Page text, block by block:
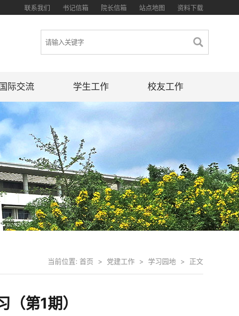
资料下载
站点地图
院长信箱
书记信箱
联系我们
国际交流 学生工作 校友工作
当前位置: 首页 > 党建工作 > 学习园地 > 正文
第1期）